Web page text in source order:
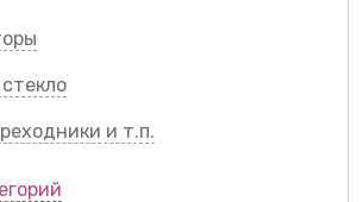
и т.п.